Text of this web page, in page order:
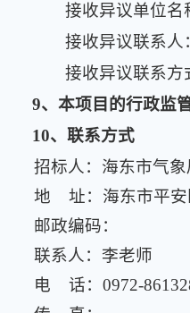
接收异议单位名
接收异议联系人
接收异议联系方
9、本项目的行政监
10、联系方式
招标人：海东市气象
地 址：海东市平安
邮政编码：
联系人：李老师
电 话：0972-